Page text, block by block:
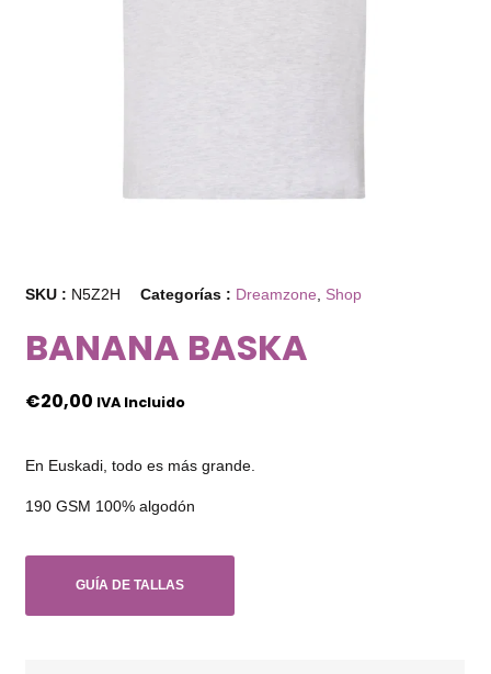
SKU : N5Z2H Categorías : Dreamzone Shop
BANANA BASKA
€20,00 IVA Incluido
En Euskadi, todo es más grande.
190 GSM 100% algodón
GUÍA DE TALLAS